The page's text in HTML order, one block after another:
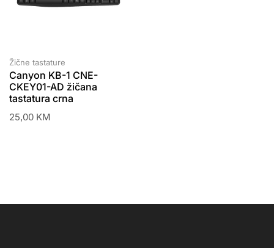
Žične tastature
Canyon KB-1 CNE-
CKEY01-AD žičana
tastatura crna
25,00 KM